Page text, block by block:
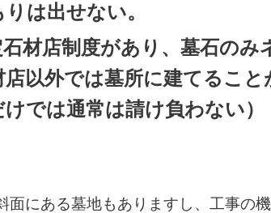
は出せない。
材店制度があり、墓石のみ
以外では墓所に建てること
では通常は請け負わない）
にある墓地もありますし、工事の